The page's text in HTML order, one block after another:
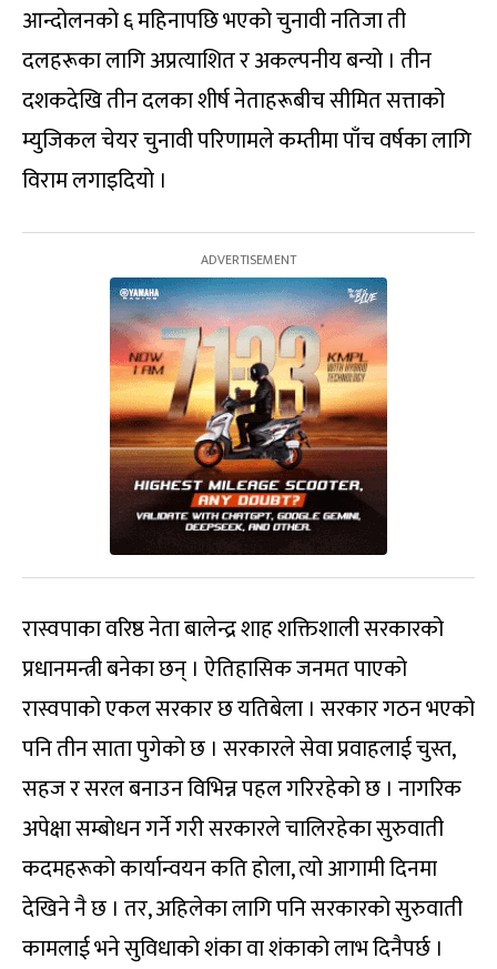
आन्दोलनको ६ महिनापछि भएको चुनावी नतिजा ती
दलहरूका लागि अप्रत्याशित र अकल्पनीय बन्यो । तीन
दशकदेखि तीन दलका शीर्ष नेताहरूबीच सीमित सत्ताको
म्युजिकल चेयर चुनावी परिणामले कम्तीमा पाँच वर्षका लागि
विराम लगाइदियो ।
रास्वपाका वरिष्ठ नेता बालेन्द्र शाह शक्तिशाली सरकारको
प्रधानमन्त्री बनेका छन् । ऐतिहासिक जनमत पाएको
रास्वपाको एकल सरकार छ यतिबेला । सरकार गठन भएको
पनि तीन साता पुगेको छ । सरकारले सेवा प्रवाहलाई चुस्त,
सहज र सरल बनाउन विभिन्न पहल गरिरहेको छ । नागरिक
अपेक्षा सम्बोधन गर्ने गरी सरकारले चालिरहेका सुरुवाती
कदमहरूको कार्यान्वयन कति होला, त्यो आगामी दिनमा
देखिने नै छ । तर, अहिलेका लागि पनि सरकारको सुरुवाती
कामलाई भने सुविधाको शंका वा शंकाको लाभ दिनैपर्छ ।